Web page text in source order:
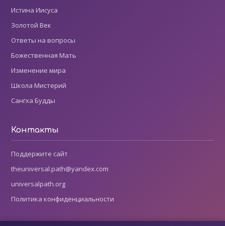
Истина Иисуса
Золотой Век
Ответы на вопросы
Божественная Мать
Изменение мира
Школа Мистерий
Сангха Будды
Контакты
Поддержите сайт
theuniversal.path@yandex.com
universalpath.org
Политика конфиденциальности